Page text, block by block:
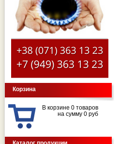
Корзина
В корзине 0 товаров
на сумму 0 руб